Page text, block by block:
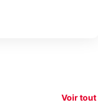
Voir tout